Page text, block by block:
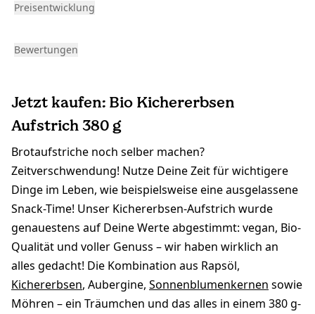
Preisentwicklung
Bewertungen
Jetzt kaufen: Bio Kichererbsen
Aufstrich 380 g
Brotaufstriche noch selber machen?
Zeitverschwendung! Nutze Deine Zeit für wichtigere
Dinge im Leben, wie beispielsweise eine ausgelassene
Snack-Time! Unser Kichererbsen-Aufstrich wurde
genauestens auf Deine Werte abgestimmt: vegan, Bio-
Qualität und voller Genuss – wir haben wirklich an
alles gedacht! Die Kombination aus Rapsöl,
Kichererbsen, Aubergine, Sonnenblumenkernen sowie
Möhren – ein Träumchen und das alles in einem 380 g-